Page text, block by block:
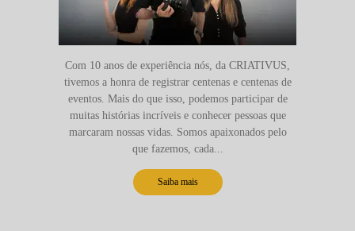
Com 10 anos de experiência nós, da CRIATIVUS,
tivemos a honra de registrar centenas e centenas de
eventos. Mais do que isso, podemos participar de
muitas histórias incríveis e conhecer pessoas que
marcaram nossas vidas. Somos apaixonados pelo
que fazemos, cada...
Saiba mais